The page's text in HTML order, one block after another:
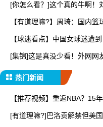
[你怎么看？]这个真的牛啊！
【有道理嘛?】周琦：国内篮
【球迷看点】中国女球迷遭
[集锦]这是真没少看！外网网
热门新闻
【推荐视频】重返NBA？15
[有道理嘛?]巴洛贡解禁但美